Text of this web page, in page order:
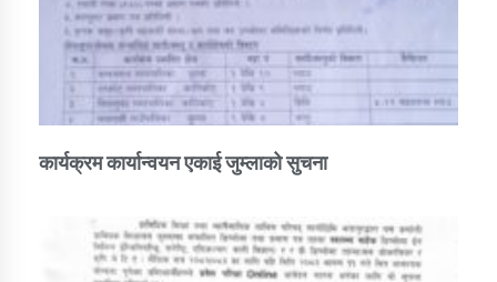
कार्यक्रम कार्यान्वयन एकाई जुम्लाको सुचना